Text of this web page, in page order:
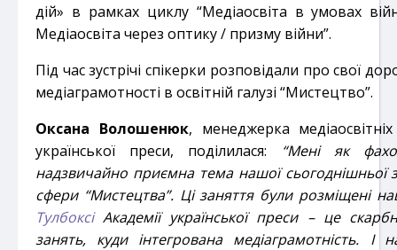
дій» в рамках циклу “Медіаосвіта в умовах
Медіаосвіта через оптику / призму війни”.
Під час зустрічі спікерки розповідали про свої
медіаграмотності в освітній галузі “Мистецтво”.
Оксана Волошенюк, менеджерка
української преси, поділилася:
“Мені як
надзвичайно приємна тема нашої сьогоднішньої
сфери “Мистецтва”. Ці заняття були розміщені
ТулбоксіАкадемії української преси – це
занять, куди інтегрована медіаграмотність. І